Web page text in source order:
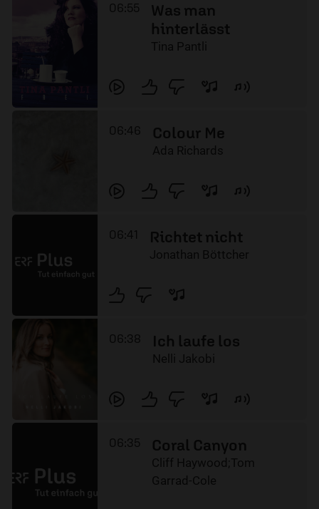
06:55
Was man
hinterlässt
Tina Pantli
06:46 Colour Me
Ada Richards
06:41 Richtet nicht
Jonathan Böttcher
06:38 Ich laufe los
Nelli Jakobi
06:35 Coral Canyon
Cliff Haywood;Tom
Garrad-Cole